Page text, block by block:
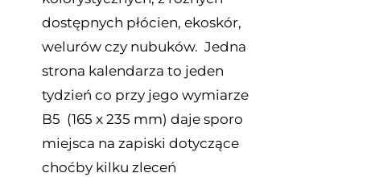
dostępnych płócien, ekoskór,
welurów czy nubuków. Jedna
strona kalendarza to jeden
tydzień co przy jego wymiarze
B5 (165 x 235 mm) daje sporo
miejsca na zapiski dotyczące
choćby kilku zleceń